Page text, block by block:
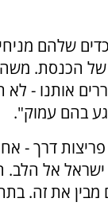
שלהם
של הכנסת.
אותנו -
בהם עמוק".
דרך -
אל
את זה.